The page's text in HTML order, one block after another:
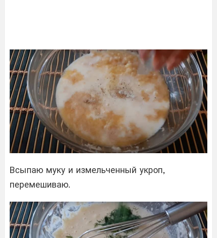
Всыпаю муку и измельченный укроп,
перемешиваю.